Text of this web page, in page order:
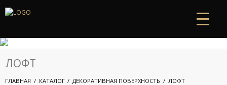
ЛОФТ
ГЛАВНАЯ КАТАЛОГ ДЕКОРАТИВНАЯ ПОВЕРХНОСТЬ ЛОФТ